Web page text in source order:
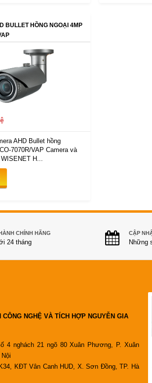
BULLET HỒNG NGOẠI 4MP
AHD Bullet hồng
7070R/VAP Camera và
H...
CHÍNH HÃNG
24 tháng
CẬP
Những
CÔNG NGHỆ VÀ TÍCH HỢP NGUYỄN GIA
4 nghách 21 ngõ 80 Xuân Phương, P. Xuân
KĐT Vân Canh HUD, X. Sơn Đồng, TP. Hà